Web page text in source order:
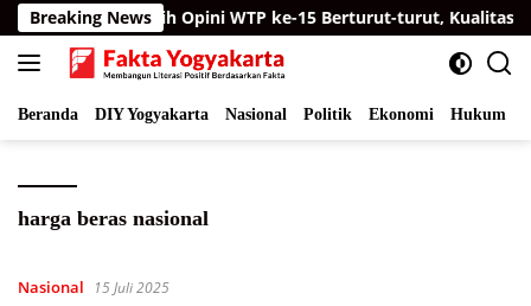
Langsung
ke
konten
Breaking NewsRaih Opini WTP ke-15 Berturut-turut, Kualitas
Beranda DIY Yogyakarta Nasional Politik Ekonomi Hukum
harga beras nasional
Nasional 15 Juli 2025